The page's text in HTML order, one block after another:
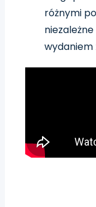
różnymi
wydaniem